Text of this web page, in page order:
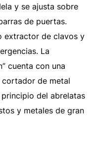
y se ajusta sobre
de puertas.
extractor de clavos y
La
cuenta con una
de metal
del abrelatas
y metales de gran